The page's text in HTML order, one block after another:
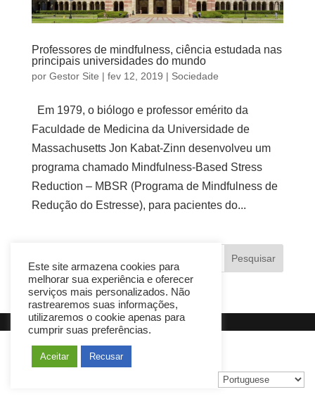
Professores de mindfulness, ciência estudada nas
principais universidades do mundo
por Gestor Site | fev 12, 2019 | Sociedade
Em 1979, o biólogo e professor emérito da
Faculdade de Medicina da Universidade de
Massachusetts Jon Kabat-Zinn desenvolveu um
programa chamado Mindfulness-Based Stress
Reduction – MBSR (Programa de Mindfulness de
Redução do Estresse), para pacientes do...
Este site armazena cookies para
melhorar sua experiência e oferecer
serviços mais personalizados. Não
rastrearemos suas informações,
utilizaremos o cookie apenas para
cumprir suas preferências.
Aceitar Recusar